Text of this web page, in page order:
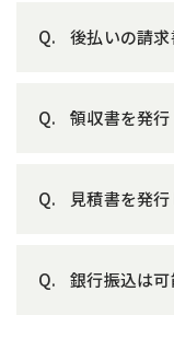
後払いの請
領収書を発
見積書を発
銀行振込は